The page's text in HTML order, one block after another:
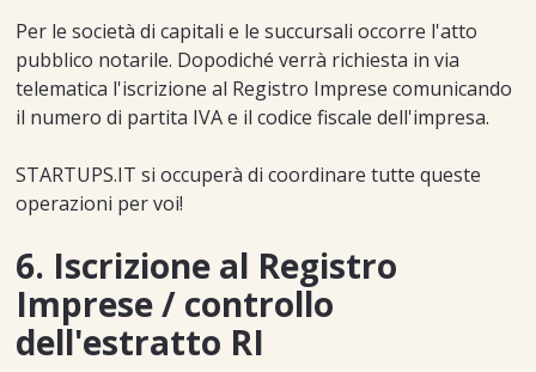
Per le società di capitali e le succursali occorre l'atto
pubblico notarile. Dopodiché verrà richiesta in via
telematica l'iscrizione al Registro Imprese comunicando
il numero di partita IVA e il codice fiscale dell'impresa.
STARTUPS.IT si occuperà di coordinare tutte queste
operazioni per voi!
6. Iscrizione al Registro
Imprese / controllo
dell'estratto RI